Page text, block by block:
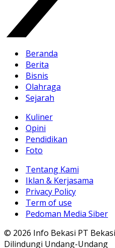
Beranda
Berita
Bisnis
Olahraga
Sejarah
Kuliner
Opini
Pendidikan
Foto
Tentang Kami
Iklan & Kerjasama
Privacy Policy
Term of use
Pedoman Media Siber
© 2026 Info Bekasi PT
Dilindungi Undang-Undang